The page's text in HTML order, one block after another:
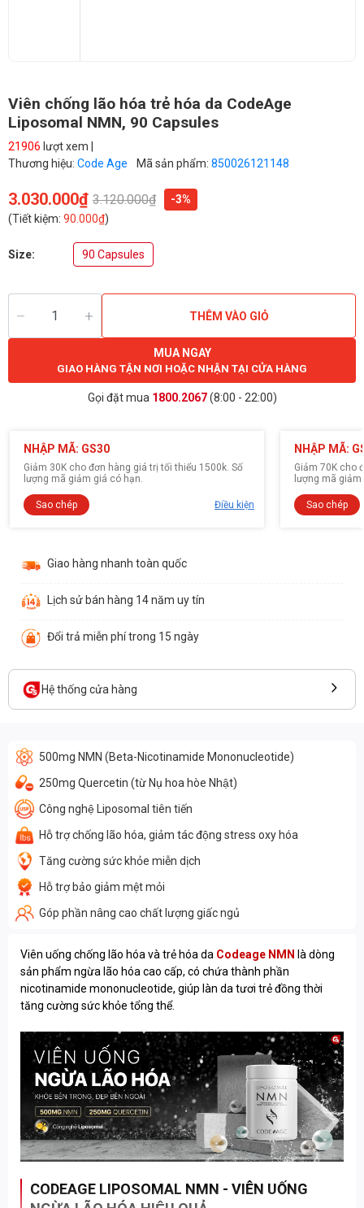
Viên chống lão hóa trẻ hóa da CodeAge
Liposomal NMN, 90 Capsules
21906 lượt xem |
Thương hiệu: Code Age Mã sản phẩm: 850026121148
3.030.000₫ 3.120.000₫
-3%
(Tiết kiệm: 90.000₫)
Size: 90 Capsules
THÊM VÀO GIỎ
MUA NGAY
GIAO HÀNG TẬN NƠI HOẶC NHẬN TẠI CỬA HÀNG
Gọi đặt mua 1800.2067(8:00 - 22:00)
NHẬP MÃ: GS30
Giảm 30K cho đơn hàng giá trị tối thiểu 1500k. Số
lượng mã giảm giá có hạn.
Sao chép Điều kiện
NHẬP MÃ:
Giảm 70K cho
lượng mã
Sao chép
Giao hàng nhanh toàn quốc
Lịch sử bán hàng 14 năm uy tín
Đổi trả miễn phí trong 15 ngày
Hệ thống cửa hàng
500mg NMN (Beta-Nicotinamide Mononucleotide)
250mg Quercetin (từ Nụ hoa hòe Nhật)
Công nghệ Liposomal tiên tiến
Hỗ trợ chống lão hóa, giảm tác động stress oxy hóa
Tăng cường sức khỏe miễn dịch
Hỗ trợ bảo giảm mệt mỏi
Góp phần nâng cao chất lượng giấc ngủ
Viên uống chống lão hóa và trẻ hóa da Codeage NMN là dòng
sản phẩm ngừa lão hóa cao cấp, có chứa thành phần
nicotinamide mononucleotide, giúp làn da tươi trẻ đồng thời
tăng cường sức khỏe tổng thể.
CODEAGE LIPOSOMAL NMN - VIÊN UỐNG